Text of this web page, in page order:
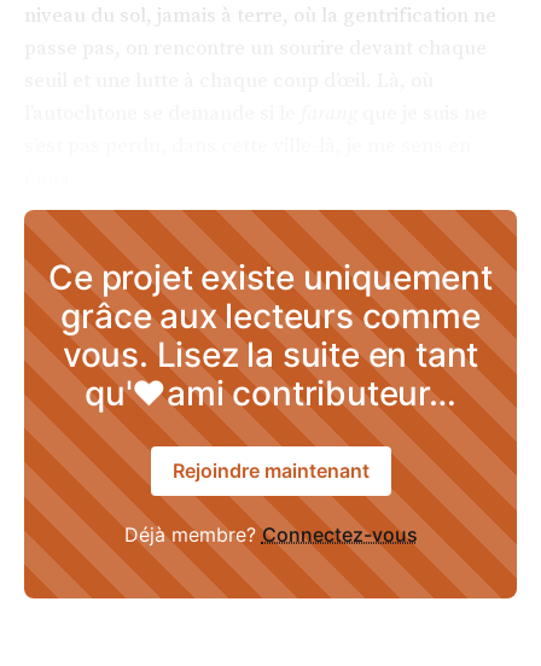
niveau du sol, jamais à terre, où la gentrification ne
Ce projet existe uniquement
grâce aux lecteurs comme
vous. Lisez la suite en tant
qu'♥ami contributeur…
Rejoindre maintenant
Déjà membre?Connectez-vous